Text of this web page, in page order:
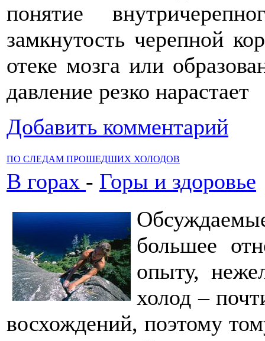
понятие
замкнутость черепной
отеке мозга или
давление резко нарастает
Добавить комментарий
ПО СЛЕДАМ ПРОШЕДШИХ ХОЛОДОВ
В горах - Горы и здоровье
большее
опыту,
холод –
восхождений, поэтому